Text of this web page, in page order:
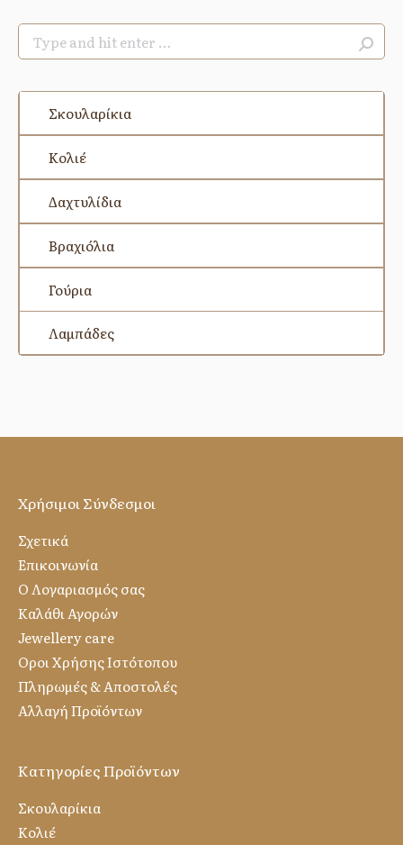
Search:
Σκουλαρίκια
Κολιέ
Δαχτυλίδια
Βραχιόλια
Γούρια
Λαμπάδες
Χρήσιμοι Σύνδεσμοι
Σχετικά
Επικοινωνία
Ο Λογαριασμός σας
Καλάθι Αγορών
Jewellery care
Οροι Χρήσης Ιστότοπου
Πληρωμές & Αποστολές
Αλλαγή Προϊόντων
Κατηγορίες Προϊόντων
Σκουλαρίκια
Κολιέ